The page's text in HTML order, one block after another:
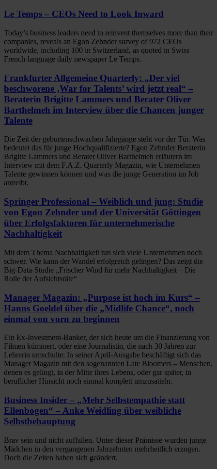
Le Temps – CEOs Need to Look Inward
Today’s business leaders need to reinvent themselves more than their
companies, reveals an Egon Zehnder survey of 972 CEOs
worldwide, including 100 in Switzerland, as quoted in Swiss
French-language daily newspaper Le Temps.
Frankfurter Allgemeine Quarterly: „Der viel
beschworene ‚War for Talents’ wird jetzt real“ –
Beraterin Brigitte Lammers und Berater Oliver
Barthelmeh im Interview über die Chancen junger
Talente
Die Zeit der geburtenschwachen Jahrgänge steht vor der Tür. Was
bedeutet das für junge Hochqualifizierte? Egon Zehnder Beraterin
Brigitte Lammers und Berater Oliver Barthelmeh erläutern im
Interview mit dem F.A.Z. Quarterly Magazin, wie Unternehmen
Talente gewinnen können und was die junge Generation im Job
antreibt.
Springer Professional – Weiblich und jung: Studie
von Egon Zehnder und der Universität Göttingen
über Erfolgsfaktoren für unternehmerische
Nachhaltigkeit
Mit dem Thema Nachhaltigkeit tun sich viele Unternehmen noch
schwer. Wie kann der Wandel erfolgreich gelingen? Das zeigt die
Big-Data-Studie „Frischer Wind für mehr Nachhaltigkeit – Die
Rolle der Aufsichtsräte“
Manager Magazin: „Purpose ist hoch im Kurs“ –
Hanns Goeldel über die „Midlife Chance“, noch
einmal von vorn zu beginnen
Ein Ex-Investment-Banker, der sich heute um die Finanzierung von
Filmen kümmert, oder eine Journalistin, die nach 30 Jahren zur
Lehrerin umschulte: In seiner April-Ausgabe beschäftigt sich das
Manager Magazin mit den sogenannten Late Bloomers – Menschen,
denen es gelingt, in der Mitte ihres Lebens, oder gar später, in
beruflicher Hinsicht noch einmal komplett umzusatteln.
Business Insider – „Mehr Selbstempathie statt
Ellenbogen“ – Anke Weidling über weibliche
Selbstbehauptung
Brav sein und nicht auffallen. Unter dieser Prämisse wurden junge
Mädchen in den vergangenen Jahrzehnten mehrheitlich erzogen.
Doch die Zeiten haben sich geändert.